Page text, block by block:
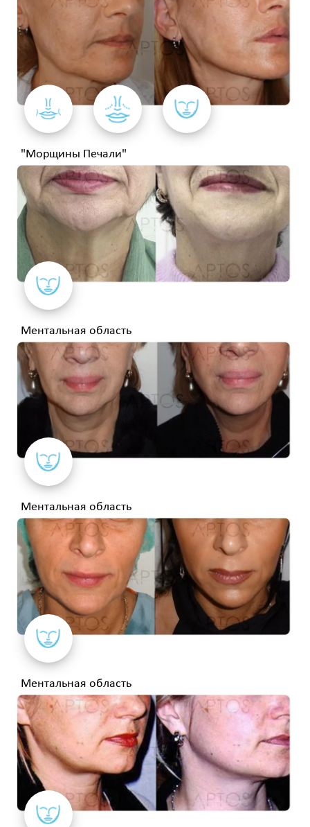
"Морщины Печали"
Ментальная область
Ментальная область
Ментальная область